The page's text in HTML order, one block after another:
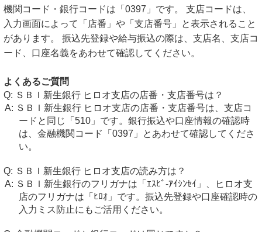
機関コード・銀行コードは「0397」です。 支店コードは、
入力画面によって「店番」や「支店番号」と表示されること
があります。 振込先登録や給与振込の際は、支店名、支店コ
ード、口座名義をあわせて確認してください。
よくあるご質問
ＳＢＩ新生銀行 ヒロオ支店の店番・支店番号は？
ＳＢＩ新生銀行 ヒロオ支店の店番・支店番号は、支店コ
ードと同じ「510」です。銀行振込や口座情報の確認時
は、金融機関コード「0397」とあわせて確認してくださ
い。
ＳＢＩ新生銀行 ヒロオ支店の読み方は？
ＳＢＩ新生銀行のフリガナは「ｴｽﾋﾞ-ｱｲｼﾝｾｲ」、ヒロオ支
店のフリガナは「ﾋﾛｵ」です。振込先登録や口座確認時の
入力ミス防止にもご活用ください。